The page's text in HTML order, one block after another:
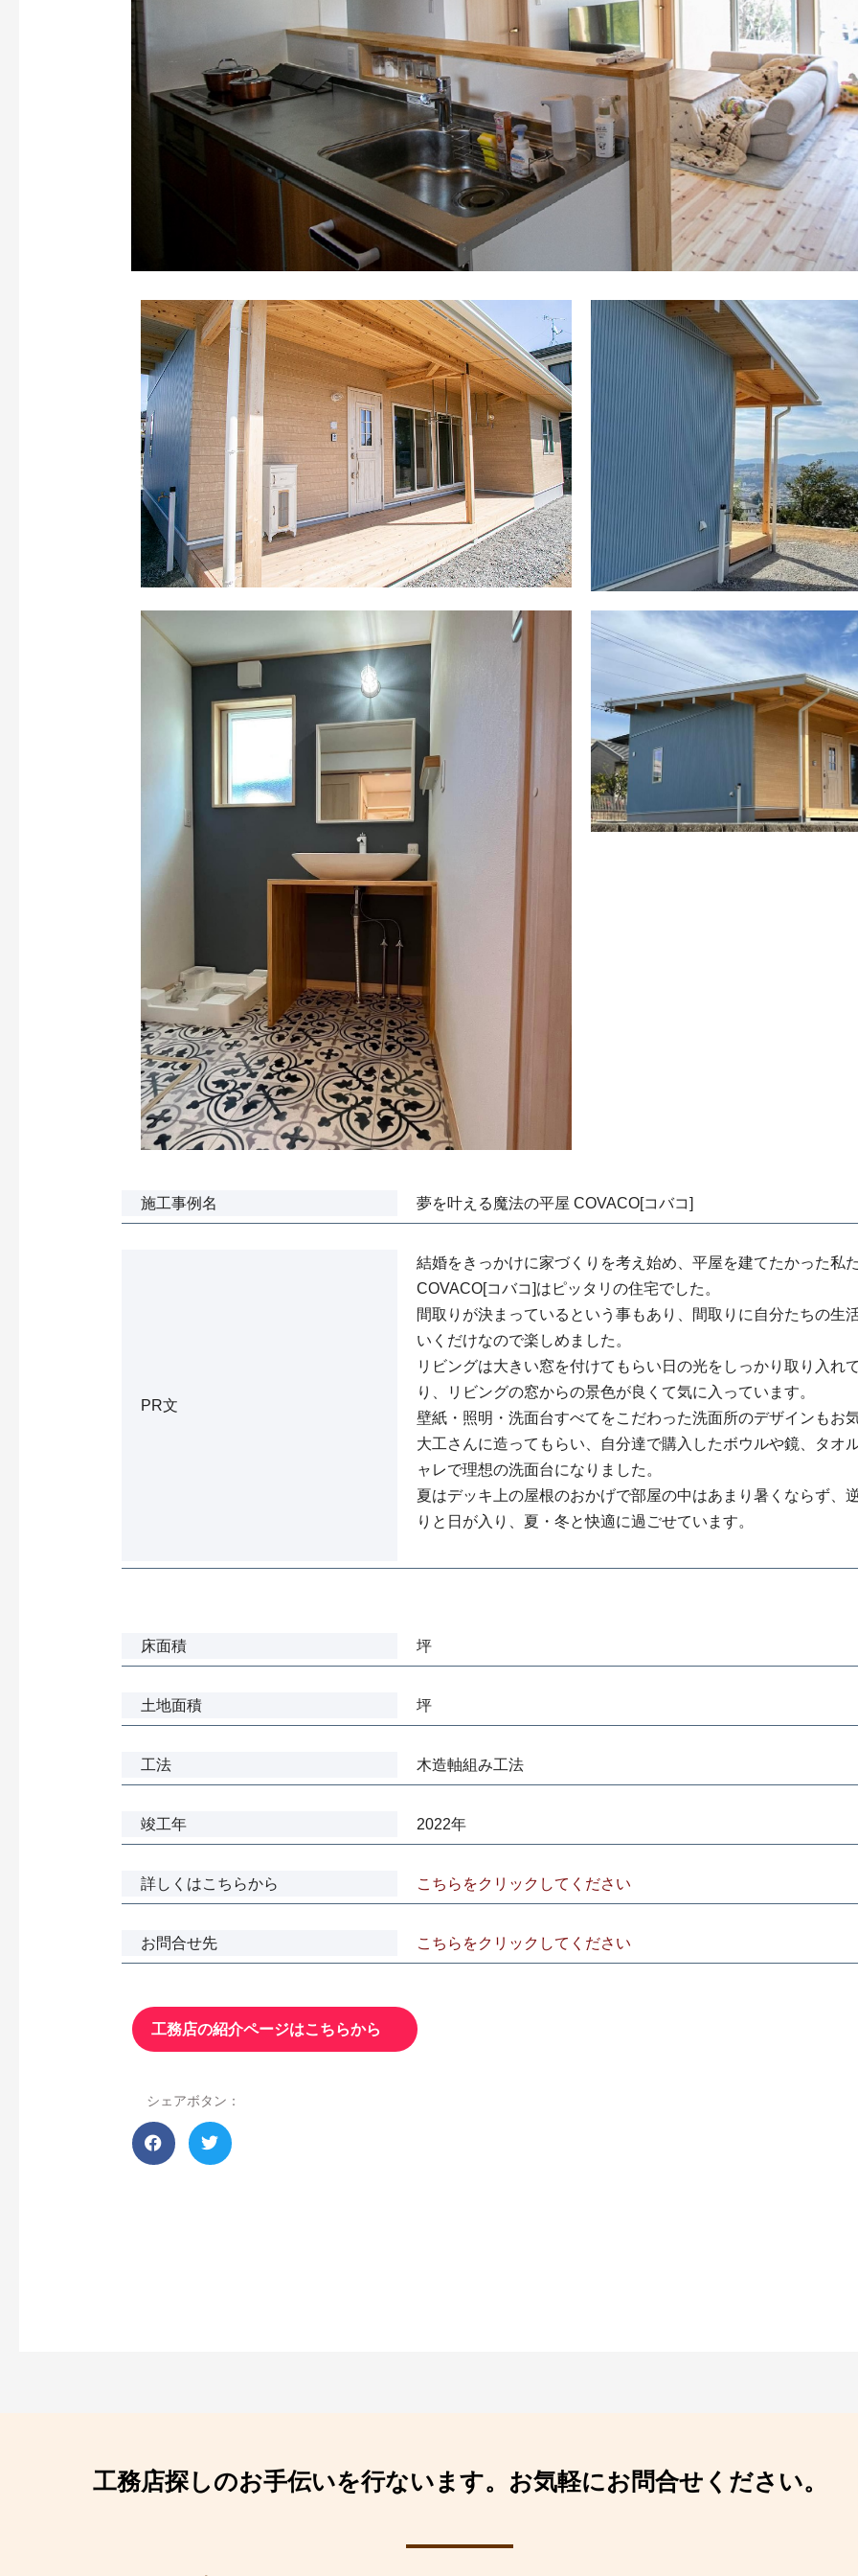
施工事例名 夢を叶える魔法の平屋 COVACO[コバコ]
PR文
結婚をきっかけに家づくりを考え始め、平屋を建てたかった私
COVACO[コバコ]はピッタリの住宅でした。
間取りが決まっているという事もあり、間取りに自分たちの生
いくだけなので楽しめました。
リビングは大きい窓を付けてもらい日の光をしっかり取り入れ
り、リビングの窓からの景色が良くて気に入っています。
壁紙・照明・洗面台すべてをこだわった洗面所のデザインもお
大工さんに造ってもらい、自分達で購入したボウルや鏡、タオ
ャレで理想の洗面台になりました。
夏はデッキ上の屋根のおかげで部屋の中はあまり暑くならず、
りと日が入り、夏・冬と快適に過ごせています。
床面積 坪
土地面積 坪
工法 木造軸組み工法
竣工年 2022年
詳しくはこちらから こちらをクリックしてください
お問合せ先 こちらをクリックしてください
工務店の紹介ページはこちらから
シェアボタン：
工務店探しのお手伝いを行ないます。 お気軽にお問合せください。